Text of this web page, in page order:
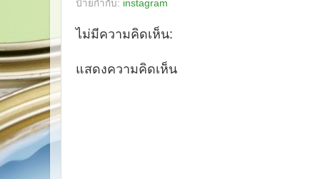
ป้ายกำกับ: instagram
ไม่มีความคิดเห็น:
แสดงความคิดเห็น